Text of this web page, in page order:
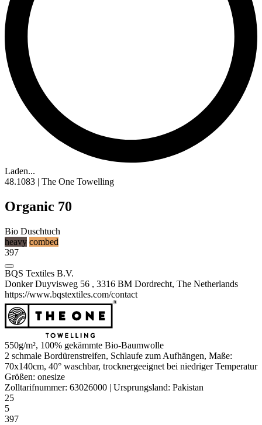
Laden...
48.1083 | The One Towelling
Organic 70
Bio Duschtuch
heavy combed
397
BQS Textiles B.V.
Donker Duyvisweg 56 , 3316 BM Dordrecht, The Netherlands
https://www.bqstextiles.com/contact
550g/m², 100% gekämmte Bio-Baumwolle
2 schmale Bordürenstreifen, Schlaufe zum Aufhängen, Maße:
70x140cm, 40° waschbar, trocknergeeignet bei niedriger Temperatur
Größen: onesize
Zolltarifnummer: 63026000 | Ursprungsland: Pakistan
25
5
397